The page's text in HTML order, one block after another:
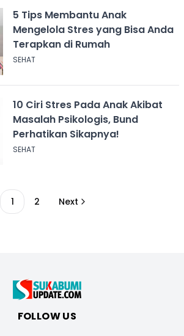
5 Tips Membantu Anak
Mengelola Stres yang Bisa Anda
Terapkan di Rumah
SEHAT
10 Ciri Stres Pada Anak Akibat
Masalah Psikologis, Bund
Perhatikan Sikapnya!
SEHAT
1 2 Next
FOLLOW US